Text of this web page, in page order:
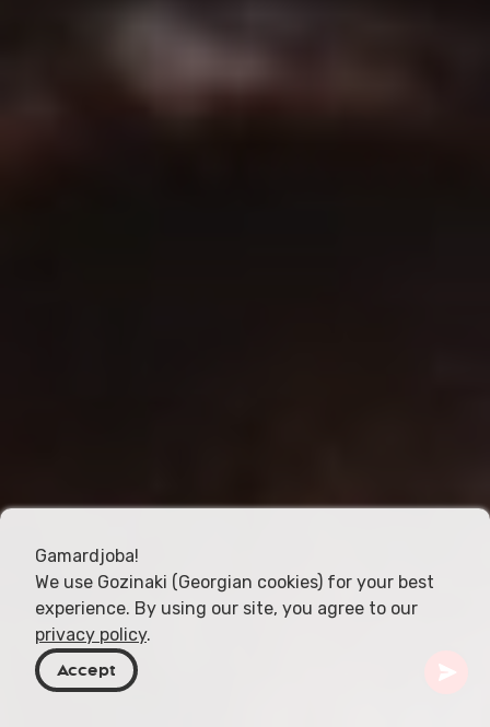
Gamardjoba!
We use Gozinaki (Georgian cookies) for your best
experience. By using our site, you agree to our
privacy policy.
Accept